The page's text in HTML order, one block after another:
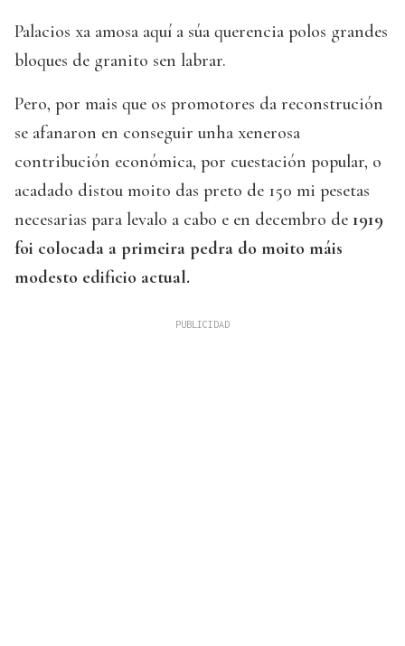
Palacios xa amosa aquí a súa querencia polos grandes
bloques de granito sen labrar.
Pero, por mais que os promotores da reconstrución
se afanaron en conseguir unha xenerosa
contribución económica, por cuestación popular, o
acadado distou moito das preto de 150 mi pesetas
necesarias para levalo a cabo e en decembro de 1919
foi colocada a primeira pedra do moito máis
modesto edificio actual.